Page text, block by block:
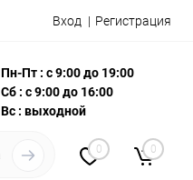
Вход Регистрация
Пн-Пт : с 9:00 до 19:00
Сб : с 9:00 до 16:00
Вс : выходной
0 0